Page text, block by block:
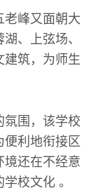
老峰又面朝大
、上弦场、
建筑，为师生
氛围，该学校
便利地衔接区
境还在不经意
校文化 。